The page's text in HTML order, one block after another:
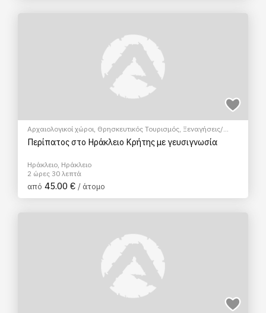
Αρχαιολογικοί χώροι, Θρησκευτικός Τουρισμός, Ξεναγήσεις/
Αξιοθέατα
Πεζοπορία Πόλης
Περίπατος στο Ηράκλειο Κρήτης με γευσιγνωσία
Ηράκλειο, Ηράκλειο
2 ώρες 30 λεπτά
από 45.00 € / άτομο